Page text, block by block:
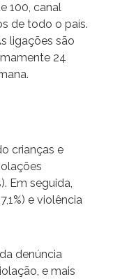
100, canal
de todo o país.
ligações são
24
crianças e
Em seguida,
e violência
denúncia
e mais